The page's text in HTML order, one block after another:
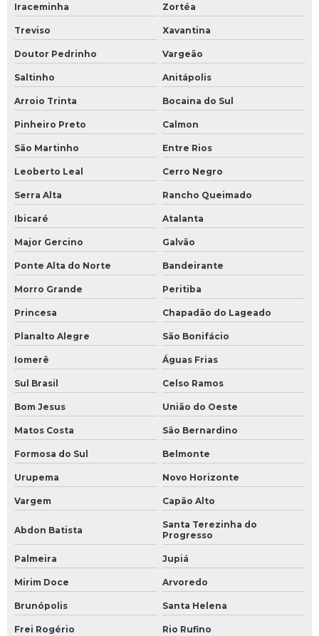
Iraceminha Zortéa
Treviso Xavantina
Doutor Pedrinho Vargeão
Saltinho Anitápolis
Arroio Trinta Bocaina do Sul
Pinheiro Preto Calmon
São Martinho Entre Rios
Leoberto Leal Cerro Negro
Serra Alta Rancho Queimado
Ibicaré Atalanta
Major Gercino Galvão
Ponte Alta do Norte Bandeirante
Morro Grande Peritiba
Princesa Chapadão do Lageado
Planalto Alegre São Bonifácio
Iomerê Águas Frias
Sul Brasil Celso Ramos
Bom Jesus União do Oeste
Matos Costa São Bernardino
Formosa do Sul Belmonte
Urupema Novo Horizonte
Vargem Capão Alto
Abdon Batista
Santa Terezinha do
Progresso
Palmeira Jupiá
Mirim Doce Arvoredo
Brunópolis Santa Helena
Frei Rogério Rio Rufino